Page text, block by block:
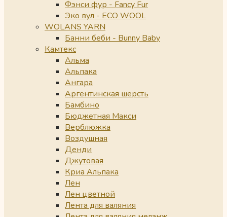
Фэнси фур - Fancy Fur
Эко вул - ECO WOOL
WOLANS YARN
Банни беби - Bunny Baby
Камтекс
Альма
Альпака
Ангара
Аргентинская шерсть
Бамбино
Бюджетная Макси
Верблюжка
Воздушная
Денди
Джутовая
Криа Альпака
Лен
Лен цветной
Лента для валяния